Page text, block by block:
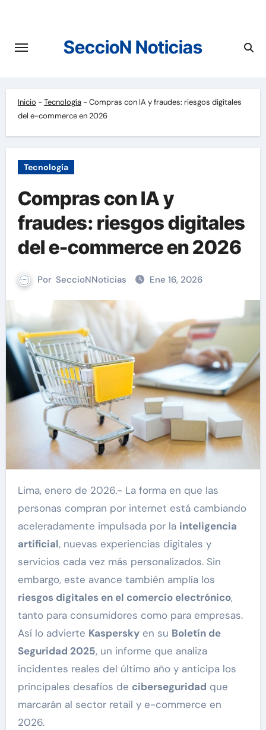
contenido
SeccioN Noticias
Inicio - Tecnología- Compras con IA y fraudes: riesgos digitales
del e-commerce en 2026
Tecnología
Compras con IA y
fraudes: riesgos digitales
del e-commerce en 2026
Por SeccioNNoticias Ene 16, 2026
Lima, enero de 2026.- La forma en que las
personas compran por internet está cambiando
aceleradamente impulsada por la inteligencia
artificial, nuevas experiencias digitales y
servicios cada vez más personalizados. Sin
embargo, este avance también amplía los
riesgos digitales en el comercio electrónico,
tanto para consumidores como para empresas.
Así lo advierte Kasperskyen su Boletín de
Seguridad 2025, un informe que analiza
incidentes reales del último año y anticipa los
principales desafíos de ciberseguridad que
marcarán al sector retail y e-commerce en
2026.